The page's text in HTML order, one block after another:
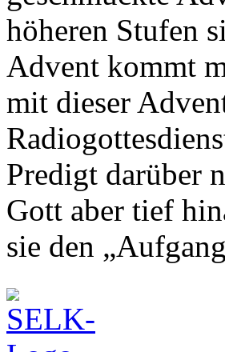
höheren Stufen
Advent kommt
mit dieser
Predigt darüber
Gott aber tief
sie den